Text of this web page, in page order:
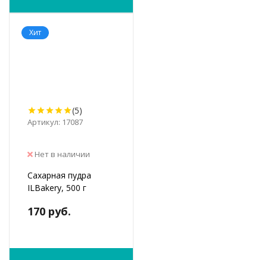
Хит
(5)
Артикул: 17087
Нет в наличии
Сахарная пудра
ILBakery, 500 г
170 руб.